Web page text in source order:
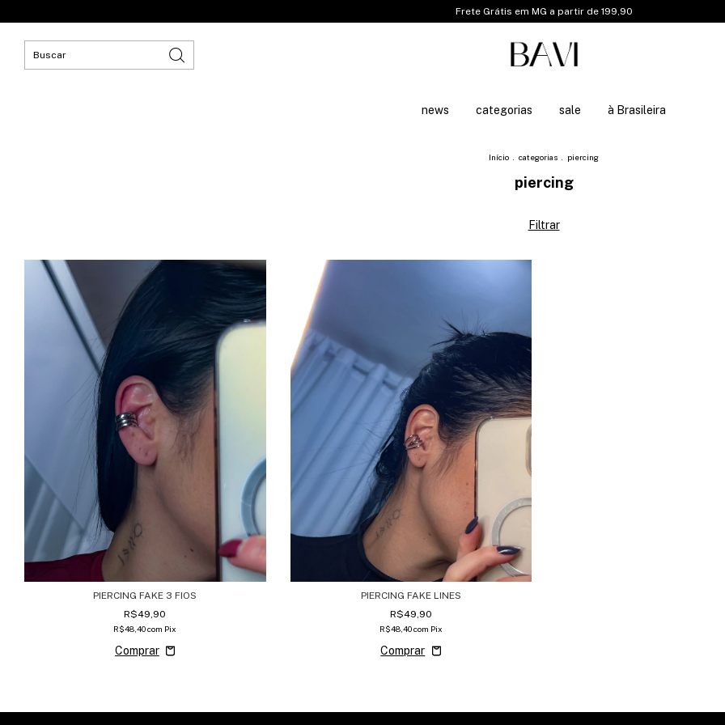
Frete Grátis em MG a partir de 199,90
news categorias sale à Brasileira
Início categorias piercing
piercing
Filtrar
PIERCING FAKE 3 FIOS
R$49,90
R$48,40com Pix
PIERCING FAKE LINES
R$49,90
R$48,40com Pix